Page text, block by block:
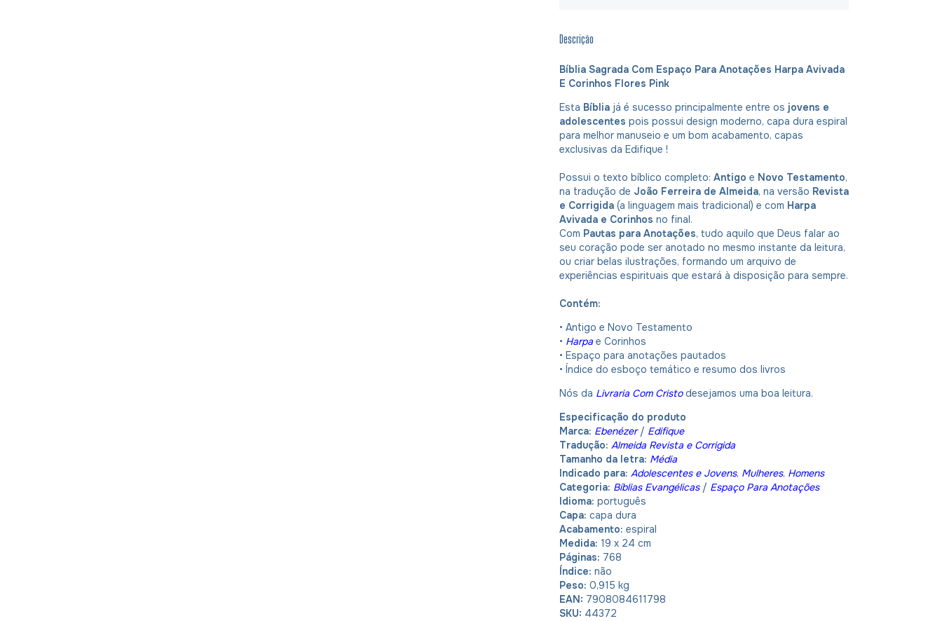
Descrição
Bíblia Sagrada Com Espaço Para Anotações Harpa Avivada
E Corinhos Flores Pink
Esta Bíblia já é sucesso principalmente entre os jovens e
adolescentes pois possui design moderno, capa dura espiral
para melhor manuseio e um bom acabamento, capas
exclusivas da Edifique !
Possui o texto bíblico completo: Antigo e Novo Testamento,
na tradução de João Ferreira de Almeida, na versão Revista
e Corrigida (a linguagem mais tradicional) e com Harpa
Avivada e Corinhos no final.
Com Pautas para Anotações, tudo aquilo que Deus falar ao
seu coração pode ser anotado no mesmo instante da leitura,
ou criar belas ilustrações, formando um arquivo de
experiências espirituais que estará à disposição para sempre.
Contém:
• Antigo e Novo Testamento
• Harpa e Corinhos
• Espaço para anotações pautados
• Índice do esboço temático e resumo dos livros
Nós da Livraria Com Cristodesejamos uma boa leitura.
Especificação do produto
Marca: Ebenézer/ Edifique
Tradução: Almeida Revista e Corrigida
Tamanho da letra: Média
Indicado para: Adolescentes e Jovens, Mulheres, Homens
Categoria: Bíblias Evangélicas / Espaço Para Anotações
Idioma: português
Capa: capa dura
Acabamento: espiral
Medida: 19 x 24 cm
Páginas: 768
Índice: não
Peso: 0,915 kg
EAN: 7908084611798
SKU: 44372